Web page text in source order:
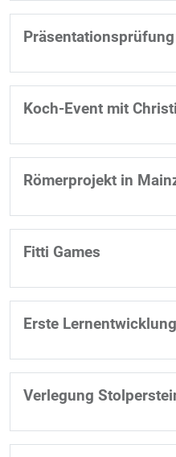
Präsentationsprüfung
Koch-Event mit
Römerprojekt in
Fitti Games
Erste
Verlegung